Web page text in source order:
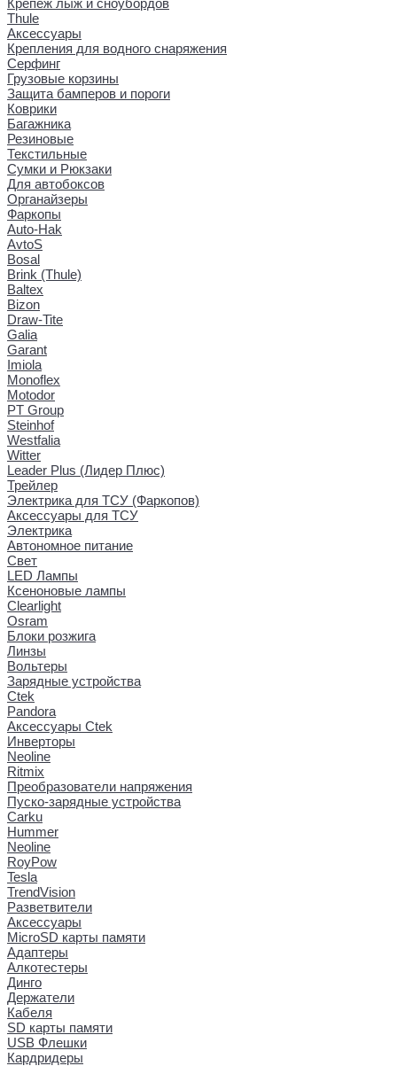
Thule
Аксессуары
Крепления для водного снаряжения
Серфинг
Грузовые корзины
Защита бамперов и пороги
Коврики
Багажника
Резиновые
Текстильные
Сумки и Рюкзаки
Для автобоксов
Органайзеры
Фаркопы
Auto-Hak
AvtoS
Bosal
Brink (Thule)
Baltex
Bizon
Draw-Tite
Galia
Garant
Imiola
Monoflex
Motodor
PT Group
Steinhof
Westfalia
Witter
Leader Plus (Лидер Плюс)
Трейлер
Электрика для ТСУ (Фаркопов)
Аксессуары для ТСУ
Электрика
Автономное питание
Свет
LED Лампы
Ксеноновые лампы
Clearlight
Osram
Блоки розжига
Линзы
Вольтеры
Зарядные устройства
Ctek
Pandora
Аксессуары Ctek
Инверторы
Neoline
Ritmix
Преобразователи напряжения
Пуско-зарядные устройства
Carku
Hummer
Neoline
RoyPow
Tesla
TrendVision
Разветвители
Аксессуары
MicroSD карты памяти
Адаптеры
Алкотестеры
Динго
Держатели
Кабеля
SD карты памяти
USB Флешки
Кардридеры